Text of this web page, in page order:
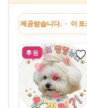
. · 이 포스팅은 네이버
후원